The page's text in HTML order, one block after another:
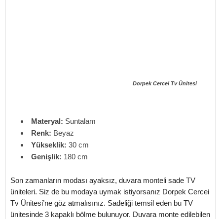
Dorpek Cercei Tv Ünitesi
Materyal: Suntalam
Renk: Beyaz
Yükseklik: 30 cm
Genişlik: 180 cm
Son zamanların modası ayaksız, duvara monteli sade TV
üniteleri. Siz de bu modaya uymak istiyorsanız Dorpek Cercei
Tv Ünitesi’ne göz atmalısınız. Sadeliği temsil eden bu TV
ünitesinde 3 kapaklı bölme bulunuyor. Duvara monte edilebilen